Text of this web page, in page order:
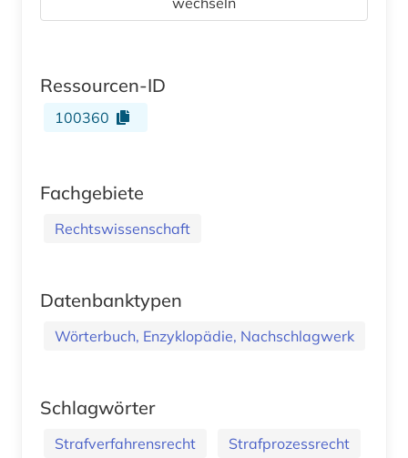
Ressourcen-ID
100360
Fachgebiete
Rechtswissenschaft
Datenbanktypen
Wörterbuch, Enzyklopädie, Nachschlagwerk
Schlagwörter
Strafverfahrensrecht
Strafprozessrecht